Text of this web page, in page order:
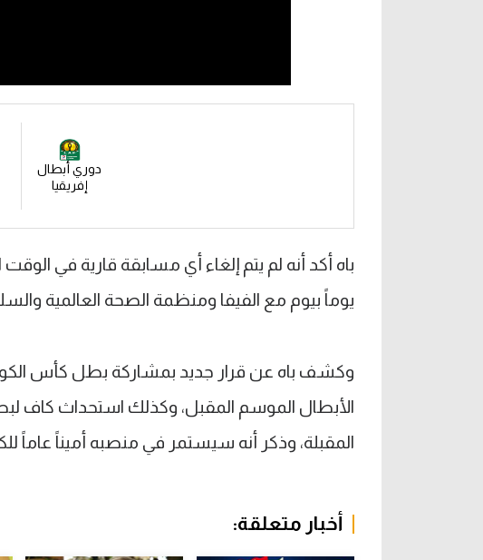
دوري أبطال
إفريقيا
باه أكد أنه لم يتم إلغاء أي مسابقة قارية في
يوماً بيوم مع الفيفا ومنظمة الصحة العالمية
وكشف باه عن قرار جديد بمشاركة بطل كأس
الأبطال الموسم المقبل، وكذلك استحداث كاف
المقبلة، وذكر أنه سيستمر في منصبه أميناً عاماً
أخبار متعلقة: